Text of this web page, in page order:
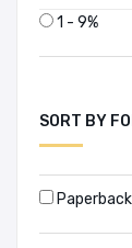
1 - 9%
SORT BY
Paperback